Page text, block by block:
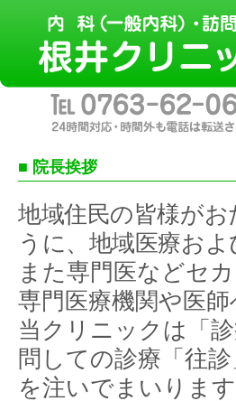
■ 院長挨拶
地域住民の皆様が
うに、地域医療お
また専門医などセ
専門医療機関や医
当クリニックは「
問しての診療「往
を注いでまいります